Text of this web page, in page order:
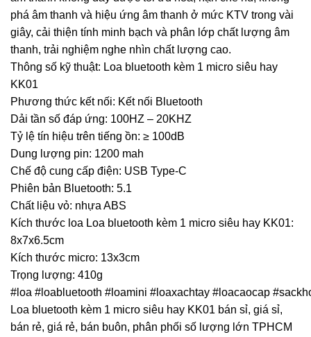
phá âm thanh và hiệu ứng âm thanh ở mức KTV trong vài
giây, cải thiện tính minh bạch và phân lớp chất lượng âm
thanh, trải nghiệm nghe nhìn chất lượng cao.
Thông số kỹ thuật: Loa bluetooth kèm 1 micro siêu hay
KK01
Phương thức kết nối: Kết nối Bluetooth
Dải tần số đáp ứng: 100HZ – 20KHZ
Tỷ lệ tín hiệu trên tiếng ồn: ≥ 100dB
Dung lượng pin: 1200 mah
Chế độ cung cấp điện: USB Type-C
Phiên bản Bluetooth: 5.1
Chất liệu vỏ: nhựa ABS
Kích thước loa Loa bluetooth kèm 1 micro siêu hay KK01:
8x7x6.5cm
Kích thước micro: 13x3cm
Trọng lượng: 410g
#loa #loabluetooth #loamini #loaxachtay #loacaocap
Loa bluetooth kèm 1 micro siêu hay KK01 bán sỉ, giá sỉ,
bán rẻ, giá rẻ, bán buôn, phân phối số lượng lớn TPHCM